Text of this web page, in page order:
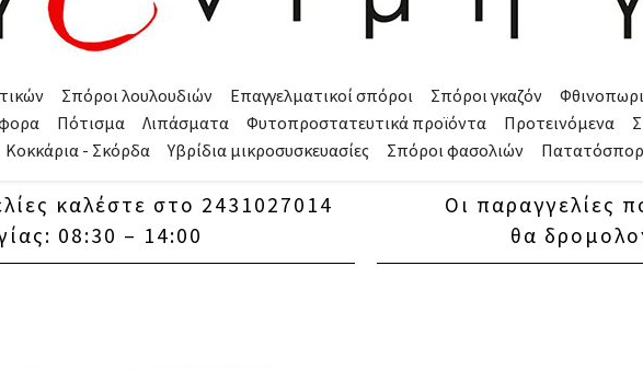
Σπόροι λουλουδιών Επαγγελματικοί σπόροι Σπόροι γκαζόν
Πότισμα Λιπάσματα Φυτοπροστατευτικά προϊόντα Προτεινόμενα
Κοκκάρια - Σκόρδα
Υβρίδια μικροσυσκευασίες Σπόροι φασολιών
καλέστε στο 2431027014
08:30 – 14:00
Οι παραγγελίες
θα